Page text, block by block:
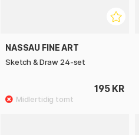
NASSAU FINE ART
Sketch & Draw 24-set
195 KR